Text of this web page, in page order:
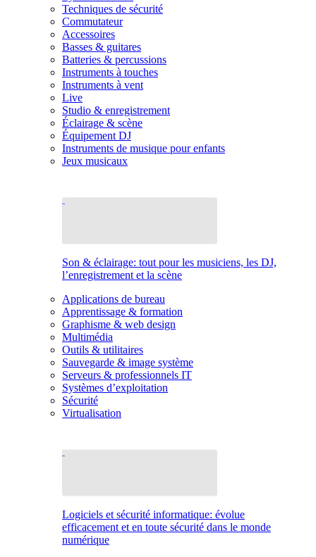
Techniques de sécurité
Commutateur
Accessoires
Basses & guitares
Batteries & percussions
Instruments à touches
Instruments à vent
Live
Studio & enregistrement
Éclairage & scène
Équipement DJ
Instruments de musique pour enfants
Jeux musicaux
Son & éclairage: tout pour les musiciens, les DJ,
l’enregistrement et la scène
Applications de bureau
Apprentissage & formation
Graphisme & web design
Multimédia
Outils & utilitaires
Sauvegarde & image système
Serveurs & professionnels IT
Systèmes d’exploitation
Sécurité
Virtualisation
Logiciels et sécurité informatique: évolue
efficacement et en toute sécurité dans le monde
numérique